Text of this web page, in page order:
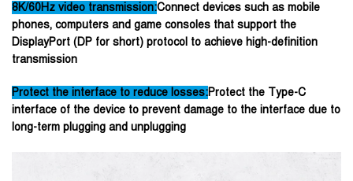
8K/60Hz video transmission:Connect devices such as mobile
phones, computers and game consoles that support the
DisplayPort (DP for short) protocol to achieve high-definition
transmission
Protect the interface to reduce losses:Protect the Type-C
interface of the device to prevent damage to the interface due to
long-term plugging and unplugging